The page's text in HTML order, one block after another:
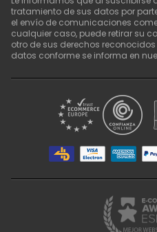
tratamiento de sus datos por
el envío de comunicaciones
cualquier caso, puede retirar su
otro de sus derechos
datos conforme se informa en